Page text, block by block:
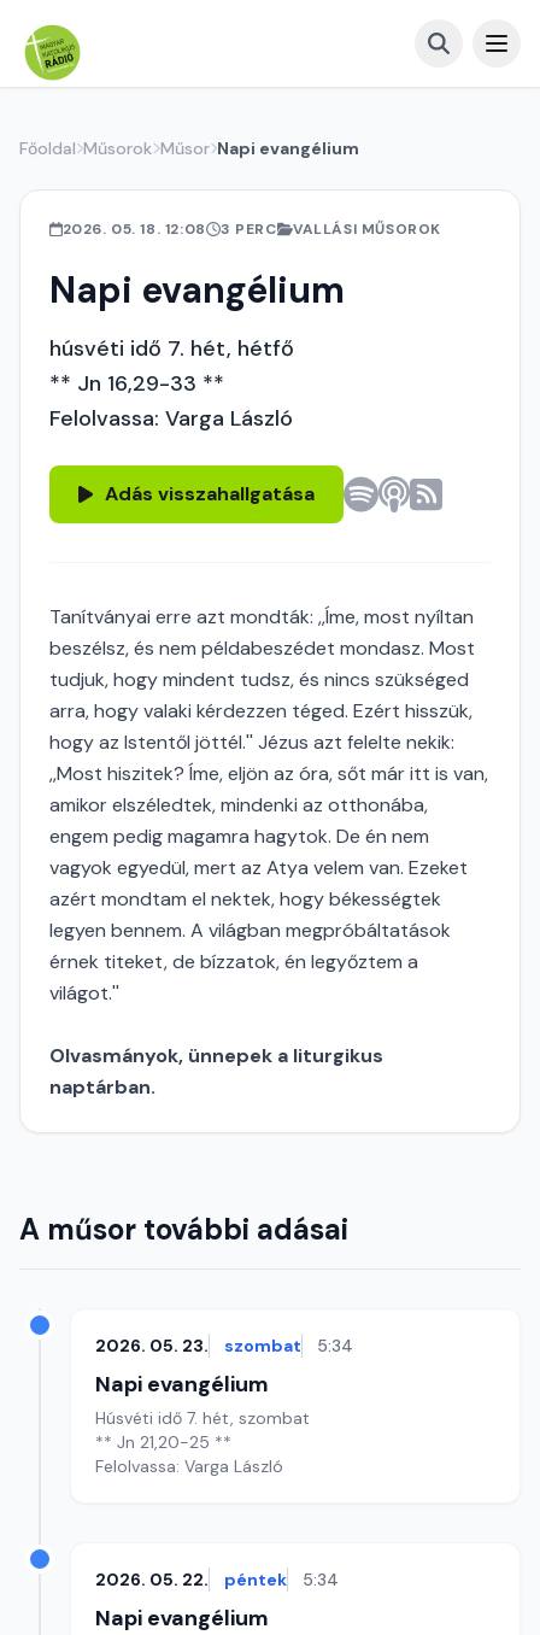
Főoldal Műsorok Műsor Napi evangélium
2026. 05. 18. 12:08 3 PERC VALLÁSI MŰSOROK
Napi evangélium
húsvéti idő 7. hét, hétfő
** Jn 16,29-33 **
Felolvassa: Varga László
Adás visszahallgatása
Tanítványai erre azt mondták: ,,Íme, most nyíltan
beszélsz, és nem példabeszédet mondasz. Most
tudjuk, hogy mindent tudsz, és nincs szükséged
arra, hogy valaki kérdezzen téged. Ezért hisszük,
hogy az Istentől jöttél.'' Jézus azt felelte nekik:
,,Most hiszitek? Íme, eljön az óra, sőt már itt is van,
amikor elszéledtek, mindenki az otthonába,
engem pedig magamra hagytok. De én nem
vagyok egyedül, mert az Atya velem van. Ezeket
azért mondtam el nektek, hogy békességtek
legyen bennem. A világban megpróbáltatások
érnek titeket, de bízzatok, én legyőztem a
világot.''
Olvasmányok, ünnepek a liturgikus
naptárban.
A műsor további adásai
2026. 05. 23. szombat 5:34
Napi evangélium
Húsvéti idő 7. hét, szombat
** Jn 21,20-25 **
Felolvassa: Varga László
2026. 05. 22. péntek 5:34
Napi evangélium